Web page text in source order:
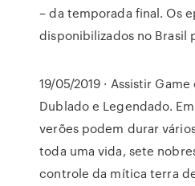
– da temporada final. Os
disponibilizados no Brasil
19/05/2019 · Assistir
Dublado e Legendado.
verões podem durar
toda uma vida, sete
controle da mítica terra